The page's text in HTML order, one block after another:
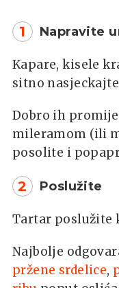
1 Napravite
Kapare, kisele
sitno
Dobro ih
mileramom (ili
posolite i
2 Poslužite
Tartar poslužite
Najbolje
pržene srdelice,